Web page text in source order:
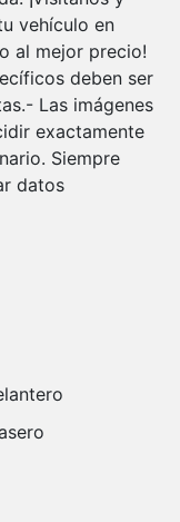
vehículo en
al mejor precio!
deben ser
Las imágenes
exactamente
Siempre
datos